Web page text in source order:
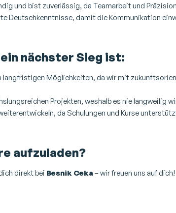
und bist zuverlässig, da Teamarbeit und
Deutschkenntnisse, damit die Kommunikation
nächster Sieg ist:
langfristigen Möglichkeiten, da wir mit
Projekten, weshalb es nie langweilig
da Schulungen und Kurse
aufzuladen?
direkt bei Besnik Ceka – wir freuen uns auf dich!